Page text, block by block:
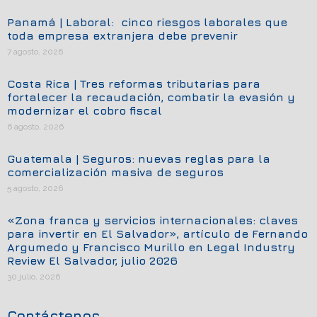
Panamá | Laboral: cinco riesgos laborales que
toda empresa extranjera debe prevenir
7 agosto, 2026
Costa Rica | Tres reformas tributarias para
fortalecer la recaudación, combatir la evasión y
modernizar el cobro fiscal
6 agosto, 2026
Guatemala | Seguros: nuevas reglas para la
comercialización masiva de seguros
5 agosto, 2026
«Zona franca y servicios internacionales: claves
para invertir en El Salvador», artículo de Fernando
Argumedo y Francisco Murillo en Legal Industry
Review El Salvador, julio 2026
30 julio, 2026